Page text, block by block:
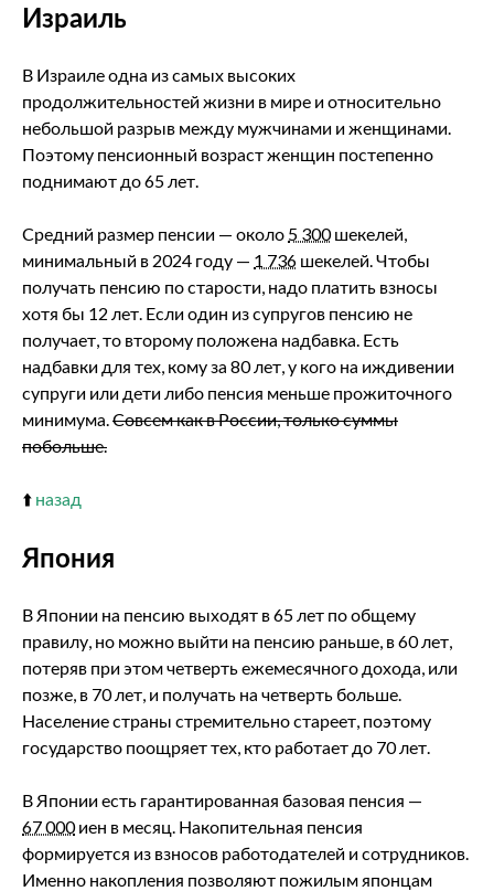
Израиль
В Израиле одна из самых высоких
продолжительностей жизни в мире и относительно
небольшой разрыв между мужчинами и женщинами.
Поэтому пенсионный возраст женщин постепенно
поднимают до 65 лет.
Средний размер пенсии — около 5 300шекелей,
минимальный в 2024 году — 1 736 шекелей. Чтобы
получать пенсию по старости, надо платить взносы
хотя бы 12 лет. Если один из супругов пенсию не
получает, то второму положена надбавка. Есть
надбавки для тех, кому за 80 лет, у кого на иждивении
супруги или дети либо пенсия меньше прожиточного
минимума.Совсем как в России, только суммы
побольше.
⬆️ назад
Япония
В Японии на пенсию выходят в 65 лет по общему
правилу, но можно выйти на пенсию раньше, в 60 лет,
потеряв при этом четверть ежемесячного дохода, или
позже, в 70 лет, и получать на четверть больше.
Население страны стремительно стареет, поэтому
государство поощряет тех, кто работает до 70 лет.
В Японии есть гарантированная базовая пенсия —
67 000иен в месяц. Накопительная пенсия
формируется из взносов работодателей и сотрудников.
Именно накопления позволяют пожилым японцам